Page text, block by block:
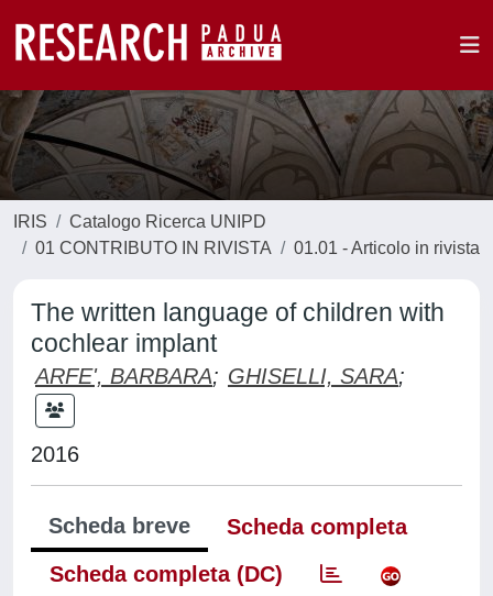
IRIS
Catalogo Ricerca UNIPD
01 CONTRIBUTO IN RIVISTA
01.01 - Articolo in rivista
The written language of children with
cochlear implant
ARFE', BARBARA; GHISELLI, SARA;
2016
Scheda breve
Scheda completa
Scheda completa (DC)